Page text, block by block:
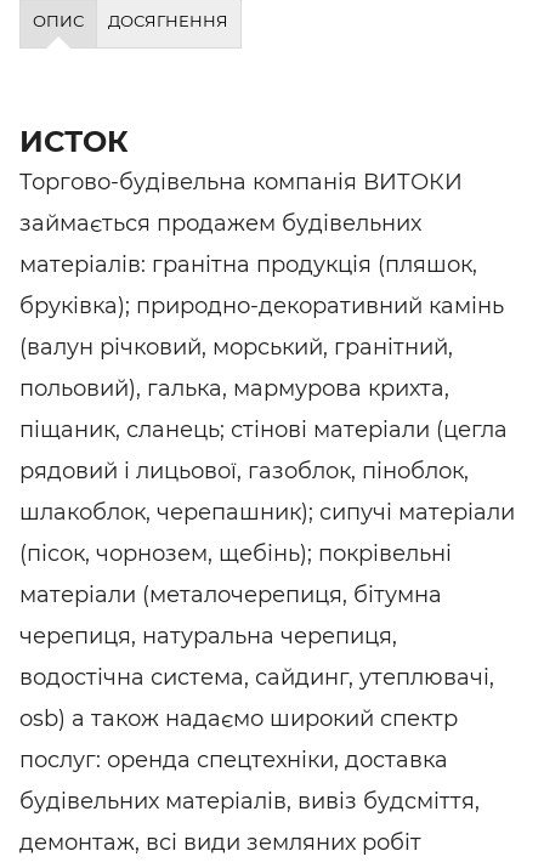
ОПИС ДОСЯГНЕННЯ
ИСТОК
Торгово-будівельна компанія ВИТОКИ
займається продажем будівельних
матеріалів: гранітна продукція (пляшок,
бруківка); природно-декоративний камінь
(валун річковий, морський, гранітний,
польовий), галька, мармурова крихта,
піщаник, сланець; стінові матеріали (цегла
рядовий і лицьової, газоблок, піноблок,
шлакоблок, черепашник); сипучі матеріали
(пісок, чорнозем, щебінь); покрівельні
матеріали (металочерепиця, бітумна
черепиця, натуральна черепиця,
водостічна система, сайдинг, утеплювачі,
osb) а також надаємо широкий спектр
послуг: оренда спецтехніки, доставка
будівельних матеріалів, вивіз будсміття,
демонтаж, всі види земляних робіт